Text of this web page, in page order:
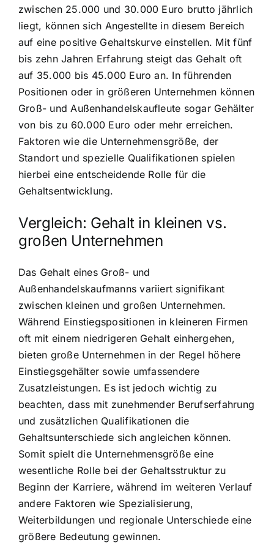
zwischen 25.000 und 30.000 Euro brutto jährlich
liegt, können sich Angestellte in diesem Bereich
auf eine positive Gehaltskurve einstellen. Mit fünf
bis zehn Jahren Erfahrung steigt das Gehalt oft
auf 35.000 bis 45.000 Euro an. In führenden
Positionen oder in größeren Unternehmen können
Groß- und Außenhandelskaufleute sogar Gehälter
von bis zu 60.000 Euro oder mehr erreichen.
Faktoren wie die Unternehmensgröße, der
Standort und spezielle Qualifikationen spielen
hierbei eine entscheidende Rolle für die
Gehaltsentwicklung.
Vergleich: Gehalt in kleinen vs.
großen Unternehmen
Das Gehalt eines Groß- und
Außenhandelskaufmanns variiert signifikant
zwischen kleinen und großen Unternehmen.
Während Einstiegspositionen in kleineren Firmen
oft mit einem niedrigeren Gehalt einhergehen,
bieten große Unternehmen in der Regel höhere
Einstiegsgehälter sowie umfassendere
Zusatzleistungen. Es ist jedoch wichtig zu
beachten, dass mit zunehmender Berufserfahrung
und zusätzlichen Qualifikationen die
Gehaltsunterschiede sich angleichen können.
Somit spielt die Unternehmensgröße eine
wesentliche Rolle bei der Gehaltsstruktur zu
Beginn der Karriere, während im weiteren Verlauf
andere Faktoren wie Spezialisierung,
Weiterbildungen und regionale Unterschiede eine
größere Bedeutung gewinnen.